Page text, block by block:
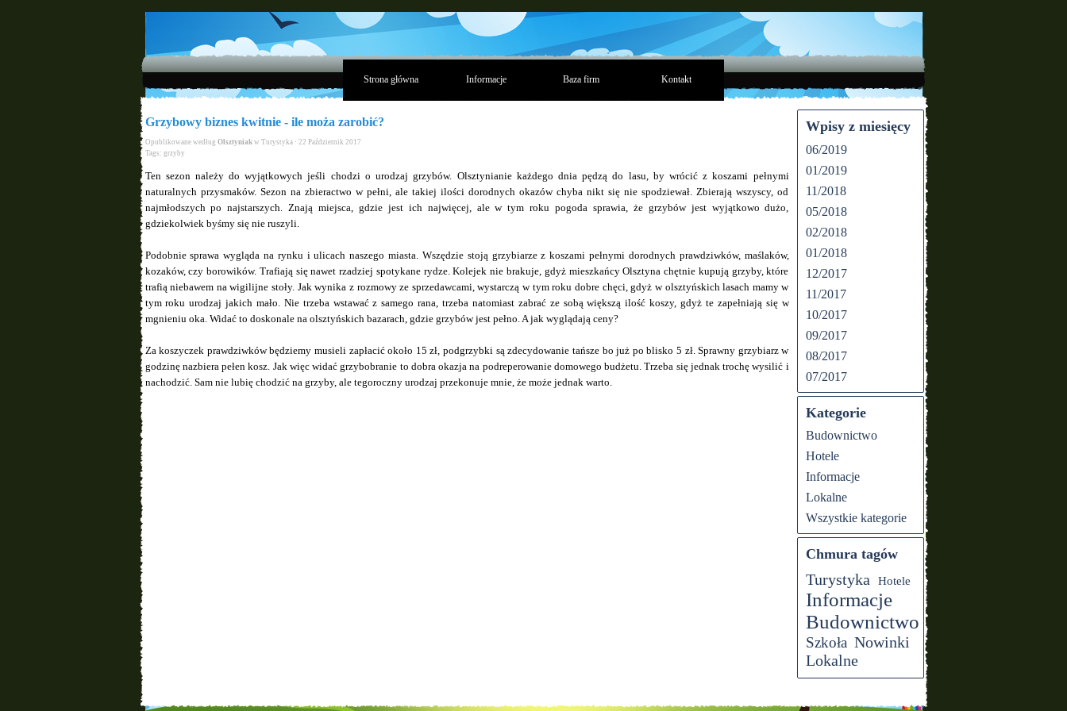
Strona główna Informacje Baza firm Kontakt
Grzybowy biznes kwitnie - ile moża zarobić?
Opublikowane według Olsztyniakw Turystyka· 22 Październik 2017
Tags: grzyby
Ten sezon należy do wyjątkowych jeśli chodzi o urodzaj grzybów. Olsztynianie każdego dnia pędzą do lasu, by wrócić z koszami pełnymi
naturalnych przysmaków. Sezon na zbieractwo w pełni, ale takiej ilości dorodnych okazów chyba nikt się nie spodziewał. Zbierają wszyscy, od
najmłodszych po najstarszych. Znają miejsca, gdzie jest ich najwięcej, ale w tym roku pogoda sprawia, że grzybów jest wyjątkowo dużo,
gdziekolwiek byśmy się nie ruszyli.
Podobnie sprawa wygląda na rynku i ulicach naszego miasta. Wszędzie stoją grzybiarze z koszami pełnymi dorodnych prawdziwków, maślaków,
kozaków, czy borowików. Trafiają się nawet rzadziej spotykane rydze. Kolejek nie brakuje, gdyż mieszkańcy Olsztyna chętnie kupują grzyby, które
trafią niebawem na wigilijne stoły. Jak wynika z rozmowy ze sprzedawcami, wystarczą w tym roku dobre chęci, gdyż w olsztyńskich lasach mamy w
tym roku urodzaj jakich mało. Nie trzeba wstawać z samego rana, trzeba natomiast zabrać ze sobą większą ilość koszy, gdyż te zapełniają się w
mgnieniu oka. Widać to doskonale na olsztyńskich bazarach, gdzie grzybów jest pełno. A jak wyglądają ceny?
Za koszyczek prawdziwków będziemy musieli zapłacić około 15 zł, podgrzybki są zdecydowanie tańsze bo już po blisko 5 zł. Sprawny grzybiarz w
godzinę nazbiera pełen kosz. Jak więc widać grzybobranie to dobra okazja na podreperowanie domowego budżetu. Trzeba się jednak trochę wysilić i
nachodzić. Sam nie lubię chodzić na grzyby, ale tegoroczny urodzaj przekonuje mnie, że może jednak warto.
Wpisy z miesięcy
06/2019
01/2019
11/2018
05/2018
02/2018
01/2018
12/2017
11/2017
10/2017
09/2017
08/2017
07/2017
Kategorie
Budownictwo
Hotele
Informacje
Lokalne
Wszystkie kategorie
Chmura tagów
Turystyka Hotele
Informacje
Budownictwo
Szkoła Nowinki
Lokalne